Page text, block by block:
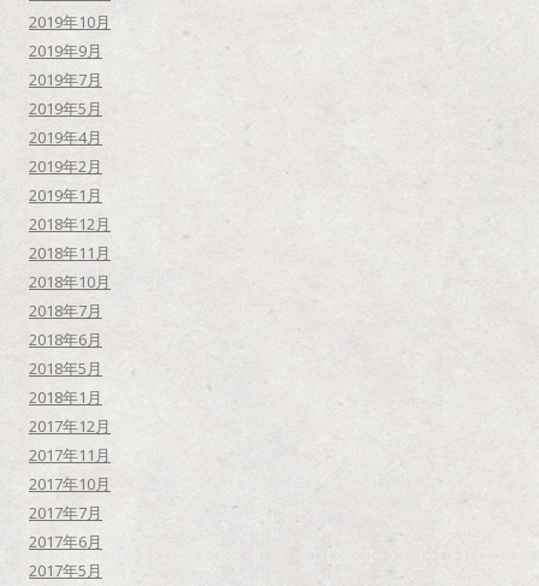
2019年10月
2019年9月
2019年7月
2019年5月
2019年4月
2019年2月
2019年1月
2018年12月
2018年11月
2018年10月
2018年7月
2018年6月
2018年5月
2018年1月
2017年12月
2017年11月
2017年10月
2017年7月
2017年6月
2017年5月